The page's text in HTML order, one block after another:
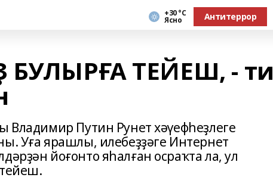
+30 °С
Ясно Антитеррор
БУЛЫРҒА ТЕЙЕШ, - ти
Владимир Путин Рунет хәүефһеҙлеге
Уға ярашлы, илебеҙҙәге Интернет
йоғонто яһалған осраҡта ла, ул